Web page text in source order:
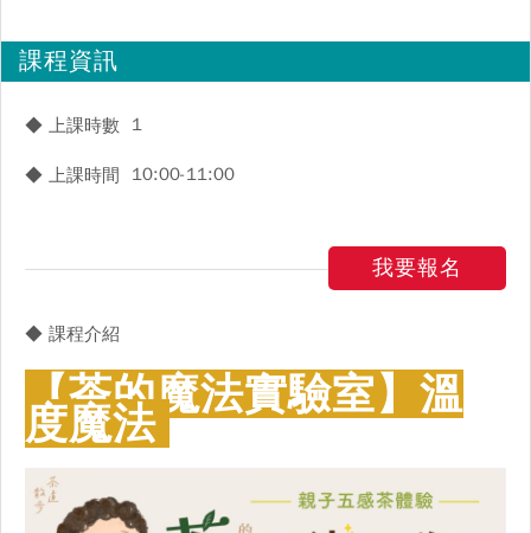
課程資訊
◆ 上課時數 1
◆ 上課時間 10:00-11:00
我要報名
◆ 課程介紹
【茶的魔法實驗室】溫
度魔法